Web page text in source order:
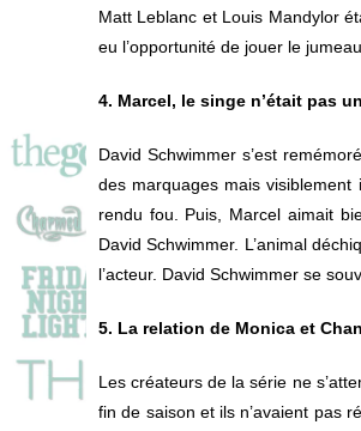
Matt Leblanc et Louis Mandylor
eu l’opportunité de jouer le
4. Marcel, le singe n’était pas
David Schwimmer s’est
des marquages mais visiblement
rendu fou. Puis, Marcel aimait
David Schwimmer. L’animal
l’acteur. David Schwimmer se
5. La relation de Monica et
Les créateurs de la série ne
fin de saison et ils n’avaient pas